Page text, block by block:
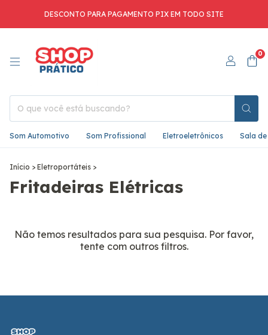
DESCONTO PARA PAGAMENTO PIX EM TODO SITE
0
Som Automotivo Som Profissional Eletroeletrônicos Sala de
Início > Eletroportáteis >
Fritadeiras Elétricas
Não temos resultados para sua pesquisa. Por favor,
tente com outros filtros.